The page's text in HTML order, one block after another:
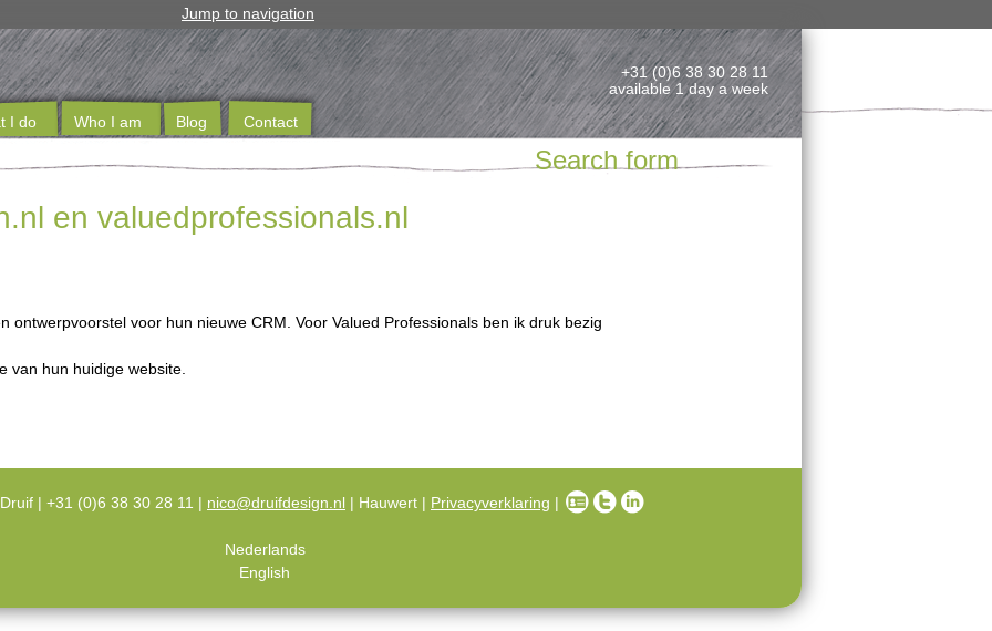
Jump to navigation
+31 (0)6 38 30 28 11
available 1 day a week
Search form
en valuedprofessionals.nl
ontwerpvoorstel voor hun nieuwe CRM. Voor Valued Professionals ben ik druk bezig
van hun huidige website.
I do Who I am Blog Contact
| +31 (0)6 38 30 28 11 | nico@druifdesign.nl | Hauwert | Privacyverklaring |
Nederlands
English